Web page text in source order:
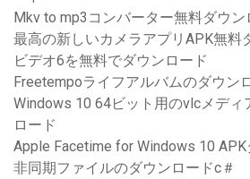
Mkv to mp3コンバーター無料ダウン
最高の新しいカメラアプリAPK無料
ビデオ6を無料でダウンロード
Freetempoライフアルバムのダウン
Windows 10 64ビット用のvlcメディ
ロード
Apple Facetime for Windows 10
非同期ファイルのダウンロードc＃